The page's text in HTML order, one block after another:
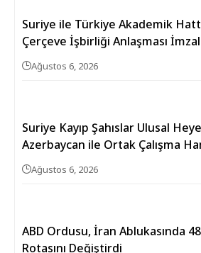
Suriye ile Türkiye Akademik
Çerçeve İşbirliği Anlaşması
Ağustos 6, 2026
Suriye Kayıp Şahıslar Ulusal
Azerbaycan ile Ortak Çalışma
Ağustos 6, 2026
ABD Ordusu, İran Ablukasında
Rotasını Değiştirdi